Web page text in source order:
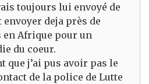
toujours lui envoyé de
envoyer deja près de
Afrique pour un
du coeur.
que j’ai pus avoir pas le
de la police de Lutte